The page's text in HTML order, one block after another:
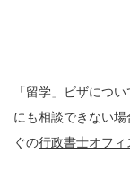
「留学」ビザにつ
にも相談できない
ぐの行政書士オフィ